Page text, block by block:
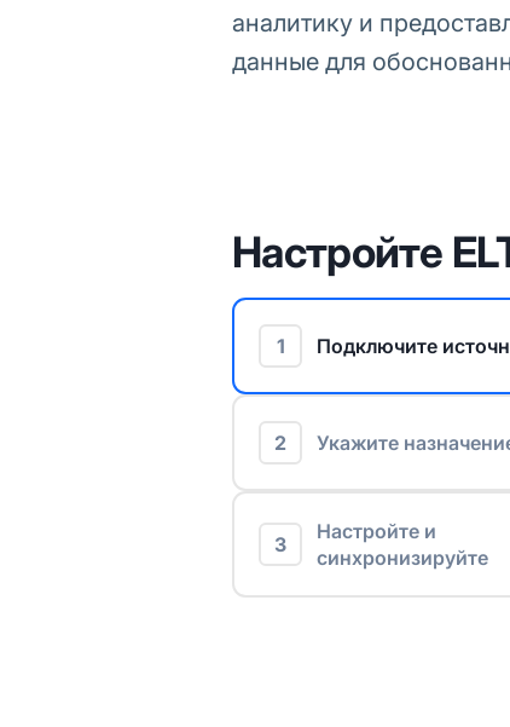
аналитику и
данные для
Настройте
1 Подключите
2 Укажите
3
Настройте и
синхронизируйте